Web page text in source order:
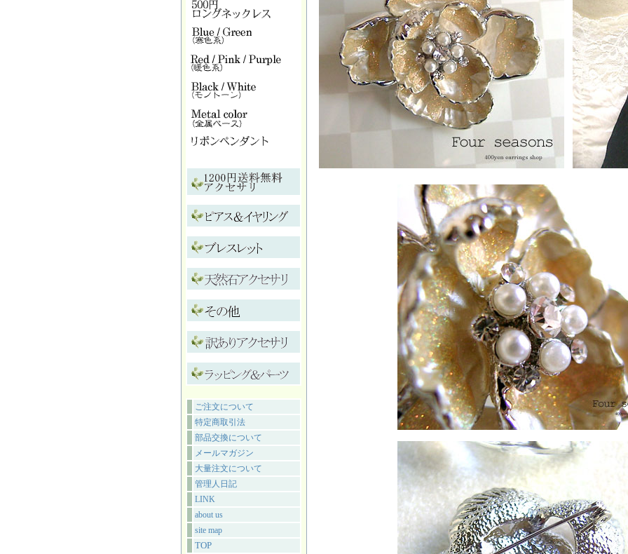
ご注文について
特定商取引法
部品交換について
メールマガジン
大量注文について
管理人日記
LINK
about us
site map
TOP